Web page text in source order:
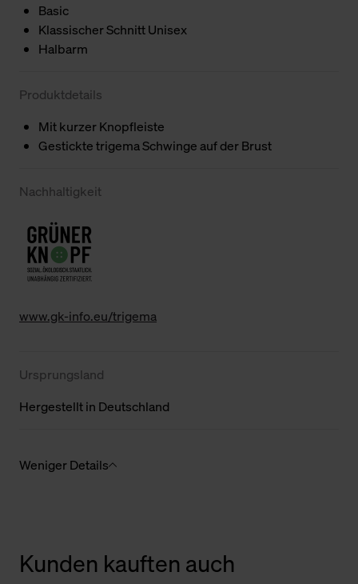
Basic
Klassischer Schnitt Unisex
Halbarm
Produktdetails
Mit kurzer Knopfleiste
Gestickte trigema Schwinge auf der Brust
Nachhaltigkeit
www.gk-info.eu/trigema
Ursprungsland
Hergestellt in Deutschland
Weniger Details
Kunden kauften auch